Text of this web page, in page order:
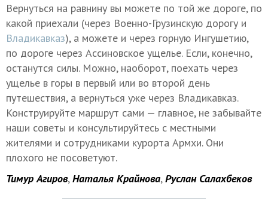
Вернуться на равнину вы можете по той же дороге, по
какой приехали (через Военно-Грузинскую дорогу и
Владикавказ), а можете и через горную Ингушетию,
по дороге через Ассиновское ущелье. Если, конечно,
останутся силы. Можно, наоборот, поехать через
ущелье в горы в первый или во второй день
путешествия, а вернуться уже через Владикавказ.
Конструируйте маршрут сами — главное, не забывайте
наши советы и консультируйтесь c местными
жителями и сотрудниками курорта Армхи. Они
плохого не посоветуют.
Тимур Агиров, Наталья Крайнова, Руслан Салахбеков